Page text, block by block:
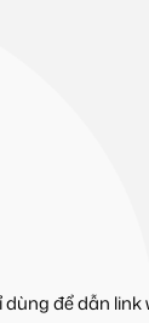
để dẫn link